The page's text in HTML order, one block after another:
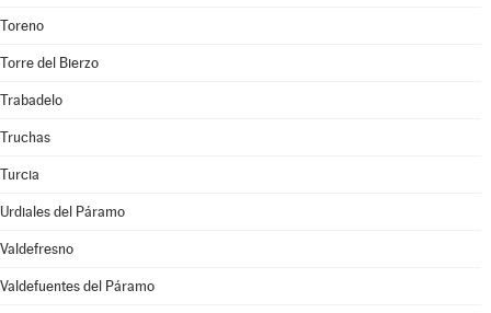
Toreno
Torre del Bierzo
Trabadelo
Truchas
Turcia
Urdiales del Páramo
Valdefresno
Valdefuentes del Páramo